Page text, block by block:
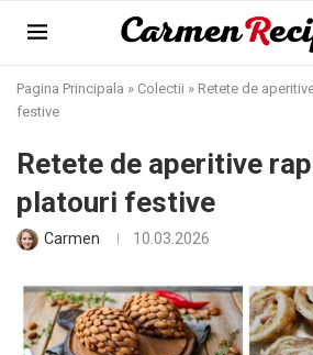
Pagina Principala » Colectii » Retete de
festive
Retete de aperitive
platouri festive
Carmen 10.03.2026